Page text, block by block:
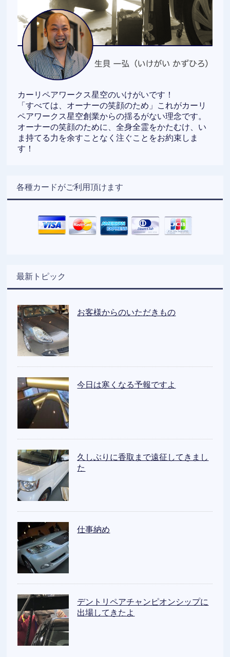
カーリペアワークス星空のいけがいです！
「すべては、オーナーの笑顔のため」これがカーリ
ペアワークス星空創業からの揺るがない理念です。
オーナーの笑顔のために、全身全霊をかたむけ、い
ま持てる力を余すことなく注ぐことをお約束しま
す！
各種カードがご利用頂けます
最新トピック
お客様からのいただきもの
今日は寒くなる予報ですよ
久しぶりに香取まで遠征してきまし
た
仕事納め
デントリペアチャンピオンシップに
出場してきたよ